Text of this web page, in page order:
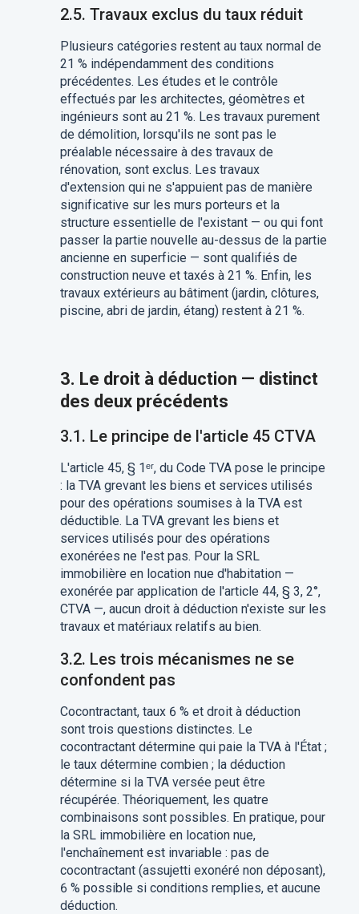
2.5. Travaux exclus du taux réduit
Plusieurs catégories restent au taux normal de
21 % indépendamment des conditions
précédentes. Les études et le contrôle
effectués par les architectes, géomètres et
ingénieurs sont au 21 %. Les travaux purement
de démolition, lorsqu'ils ne sont pas le
préalable nécessaire à des travaux de
rénovation, sont exclus. Les travaux
d'extension qui ne s'appuient pas de manière
significative sur les murs porteurs et la
structure essentielle de l'existant — ou qui font
passer la partie nouvelle au-dessus de la partie
ancienne en superficie — sont qualifiés de
construction neuve et taxés à 21 %. Enfin, les
travaux extérieurs au bâtiment (jardin, clôtures,
piscine, abri de jardin, étang) restent à 21 %.
3. Le droit à déduction — distinct
des deux précédents
3.1. Le principe de l'article 45 CTVA
L'article 45, § 1ᵉʳ, du Code TVA pose le principe
: la TVA grevant les biens et services utilisés
pour des opérations soumises à la TVA est
déductible. La TVA grevant les biens et
services utilisés pour des opérations
exonérées ne l'est pas. Pour la SRL
immobilière en location nue d'habitation —
exonérée par application de l'article 44, § 3, 2°,
CTVA —, aucun droit à déduction n'existe sur les
travaux et matériaux relatifs au bien.
3.2. Les trois mécanismes ne se
confondent pas
Cocontractant, taux 6 % et droit à déduction
sont trois questions distinctes. Le
cocontractant détermine qui paie la TVA à l'État ;
le taux détermine combien ; la déduction
détermine si la TVA versée peut être
récupérée. Théoriquement, les quatre
combinaisons sont possibles. En pratique, pour
la SRL immobilière en location nue,
l'enchaînement est invariable : pas de
cocontractant (assujetti exonéré non déposant),
6 % possible si conditions remplies, et aucune
déduction.